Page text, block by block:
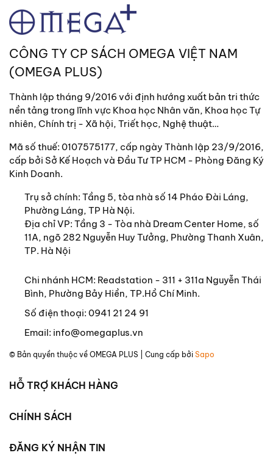
CÔNG TY CP SÁCH OMEGA VIỆT NAM
(OMEGA PLUS)
Thành lập tháng 9/2016 với định hướng xuất bản tri thức
nền tảng trong lĩnh vực Khoa học Nhân văn, Khoa học Tự
nhiên, Chính trị - Xã hội, Triết học, Nghệ thuật…
Mã số thuế: 0107575177, cấp ngày Thành lập 23/9/2016,
cấp bởi Sở Kế Hoạch và Đầu Tư TP HCM - Phòng Đăng Ký
Kinh Doanh.
Trụ sở chính: Tầng 5, tòa nhà số 14 Pháo Đài Láng,
Phường Láng, TP Hà Nội.
Địa chỉ VP: Tầng 3 - Tòa nhà Dream Center Home, số
11A, ngõ 282 Nguyễn Huy Tưởng, Phường Thanh Xuân,
TP. Hà Nội
Chi nhánh HCM: Readstation - 311 + 311a Nguyễn Thái
Bình, Phường Bảy Hiền, TP.Hồ Chí Minh.
Số điện thoại: 0941 21 24 91
Email: info@omegaplus.vn
© Bản quyền thuộc về OMEGA PLUS | Cung cấp bởi Sapo
HỖ TRỢ KHÁCH HÀNG
CHÍNH SÁCH
ĐĂNG KÝ NHẬN TIN